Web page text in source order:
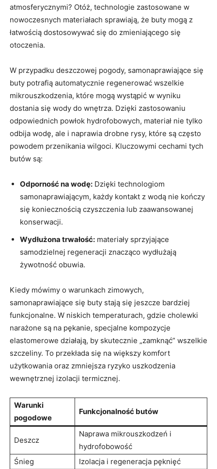
atmosferycznymi? Otóż, technologie zastosowane w
nowoczesnych materiałach sprawiają, że buty mogą z
łatwością dostosowywać się do zmieniającego się
otoczenia.
W przypadku deszczowej pogody, samonaprawiające się
buty potrafią automatycznie regenerować wszelkie
mikrouszkodzenia, które mogą wystąpić w wyniku
dostania się wody do wnętrza. Dzięki zastosowaniu
odpowiednich powłok hydrofobowych, materiał nie tylko
odbija wodę, ale i naprawia drobne rysy, które są często
powodem przenikania wilgoci. Kluczowymi cechami tych
butów są:
Odporność na wodę: Dzięki technologiom
samonaprawiającym, każdy kontakt z wodą nie kończy
się koniecznością czyszczenia lub zaawansowanej
konserwacji.
Wydłużona trwałość: materiały sprzyjające
samodzielnej regeneracji znacząco wydłużają
żywotność obuwia.
Kiedy mówimy o warunkach zimowych,
samonaprawiające się buty stają się jeszcze bardziej
funkcjonalne. W niskich temperaturach, gdzie cholewki
narażone są na pękanie, specjalne kompozycje
elastomerowe działają, by skutecznie „zamknąć” wszelkie
szczeliny. To przekłada się na większy komfort
użytkowania oraz zmniejsza ryzyko uszkodzenia
wewnętrznej izolacji termicznej.
Warunki
pogodowe
Funkcjonalność butów
Deszcz
Naprawa mikrouszkodzeń i
hydrofobowość
Śnieg
Izolacja i regeneracja pęknięć